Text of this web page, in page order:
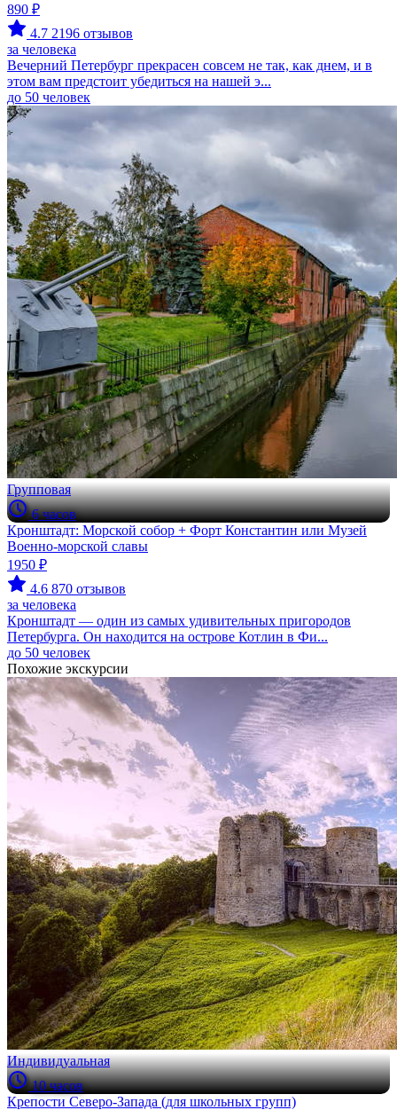
890 ₽
4.7 2196 отзывов
за человека
Вечерний Петербург прекрасен совсем не так, как днем, и в
этом вам предстоит убедиться на нашей э...
до 50 человек
Групповая
6 часов
Кронштадт: Морской собор + Форт Константин или Музей
Военно-морской славы
1950 ₽
4.6 870 отзывов
за человека
Кронштадт — один из самых удивительных пригородов
Петербурга. Он находится на острове Котлин в Фи...
до 50 человек
Похожие экскурсии
Индивидуальная
10 часов
Крепости Северо-Запада (для школьных групп)